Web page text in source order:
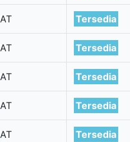
Tersedia
Tersedia
Tersedia
Tersedia
Tersedia